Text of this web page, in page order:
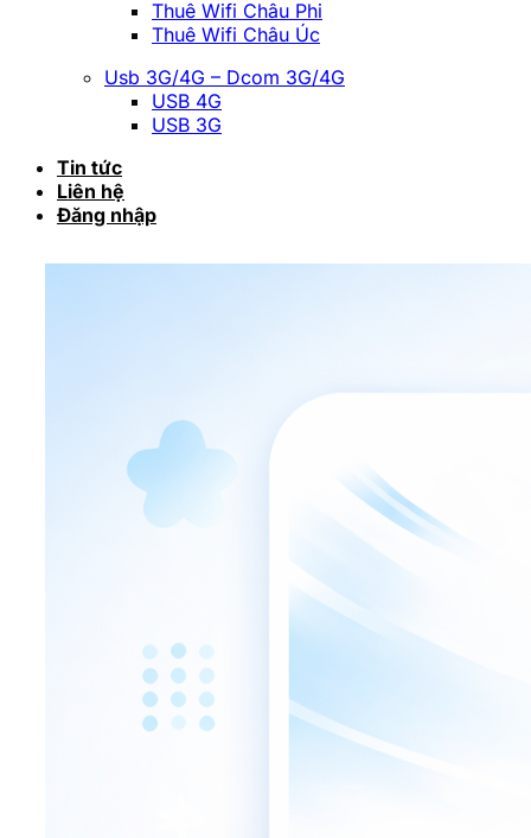
Thuê Wifi Châu Phi
Thuê Wifi Châu Úc
Usb 3G/4G – Dcom 3G/4G
USB 4G
USB 3G
Tin tức
Liên hệ
Đăng nhập